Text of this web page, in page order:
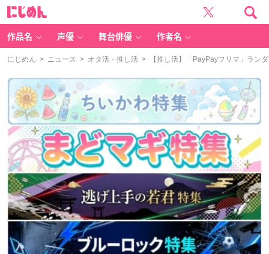
作品名 声優 舞台俳優 作者名
にじめん > ニュース > オタ活・推し活 > 【推し活】「PayPayフリマ」ラン